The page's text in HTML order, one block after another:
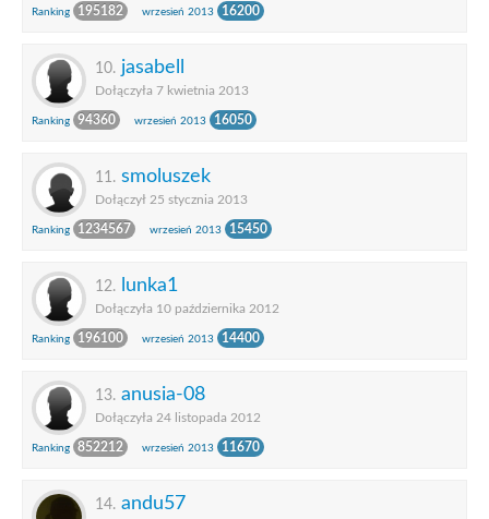
Ranking 195182 wrzesień 2013 16200
10. jasabell
Dołączyła 7 kwietnia 2013
Ranking 94360 wrzesień 2013 16050
11. smoluszek
Dołączył 25 stycznia 2013
Ranking 1234567 wrzesień 2013 15450
12. lunka1
Dołączyła 10 października 2012
Ranking 196100 wrzesień 2013 14400
13. anusia-08
Dołączyła 24 listopada 2012
Ranking 852212 wrzesień 2013 11670
14. andu57